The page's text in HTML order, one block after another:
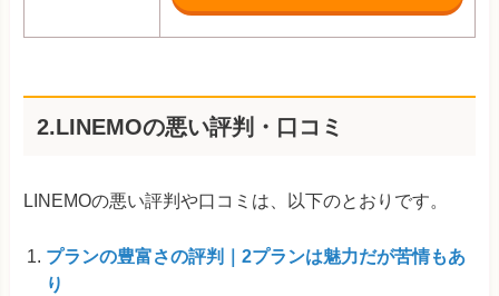
2.LINEMOの悪い評判・口コミ
LINEMOの悪い評判や口コミは、以下のとおりです。
プランの豊富さの評判｜2プランは魅力だが苦情もあ
り